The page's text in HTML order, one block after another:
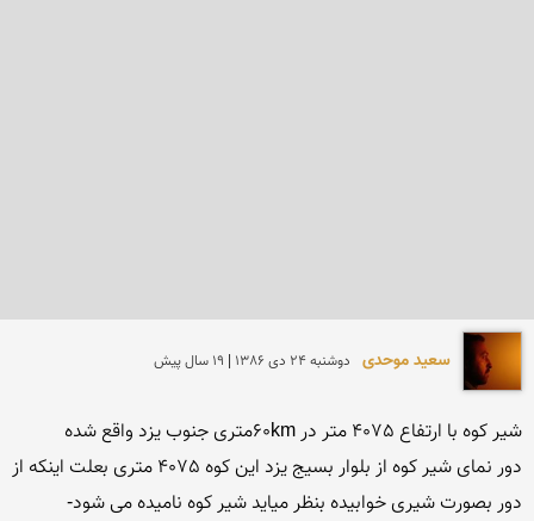
سعید موحدی دوشنبه 24 دی 1386 | 19 سال پیش
دور بصورت شیری خوابیده بنظر میاید شیر کوه نامیده می شود-